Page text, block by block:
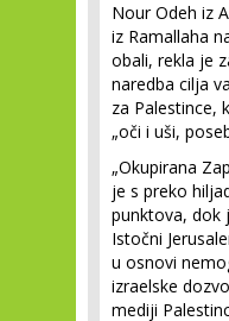
Nour Odeh iz
iz Ramallaha
obali, rekla je
naredba cilja
za Palestince,
„oči i uši,
„Okupirana
je s preko
punktova, dok
Istočni
u osnovi
izraelske
mediji